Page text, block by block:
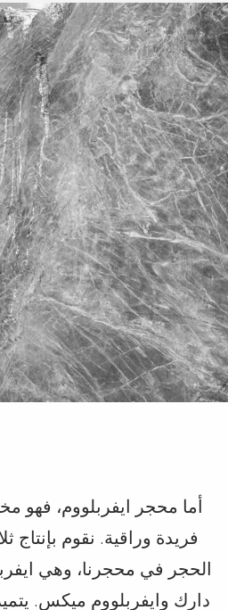
أما محجر ايفربلووم، فهو
فريدة وراقية. نقوم بإنتاج
الحجر في محجرنا، وهي
دارك وايفربلووم ميكس.